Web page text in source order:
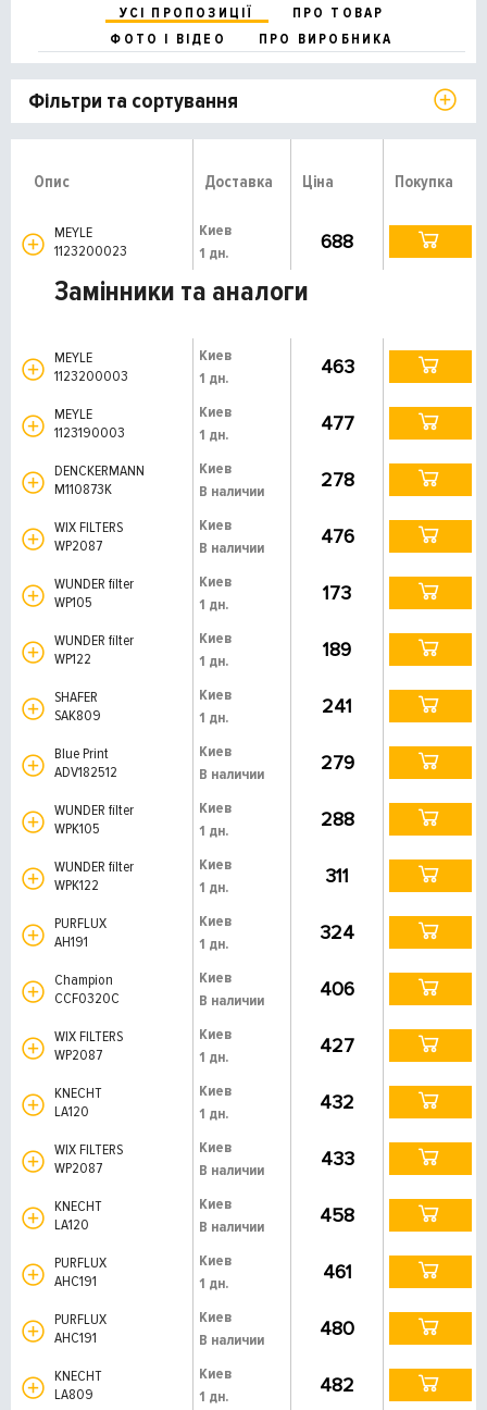
УСІ ПРОПОЗИЦІЇ
ПРО ТОВАР
ФОТО І ВІДЕО
ПРО ВИРОБНИКА
Фільтри та сортування
Опис Доставка Ціна Покупка
MEYLE
1123200023
Киев
1 дн.
688
Замінники та аналоги
MEYLE
1123200003
Киев
1 дн.
463
MEYLE
1123190003
Киев
1 дн.
477
DENCKERMANN
M110873K
Киев
В наличии
278
WIX FILTERS
WP2087
Киев
В наличии
476
WUNDER filter
WP105
Киев
1 дн.
173
WUNDER filter
WP122
Киев
1 дн.
189
SHAFER
SAK809
Киев
1 дн.
241
Blue Print
ADV182512
Киев
В наличии
279
WUNDER filter
WPK105
Киев
1 дн.
288
WUNDER filter
WPK122
Киев
1 дн.
311
PURFLUX
AH191
Киев
1 дн.
324
Champion
CCF0320C
Киев
В наличии
406
WIX FILTERS
WP2087
Киев
1 дн.
427
KNECHT
LA120
Киев
1 дн.
432
WIX FILTERS
WP2087
Киев
В наличии
433
KNECHT
LA120
Киев
В наличии
458
PURFLUX
AHC191
Киев
1 дн.
461
PURFLUX
AHC191
Киев
В наличии
480
KNECHT
LA809
Киев
1 дн.
482